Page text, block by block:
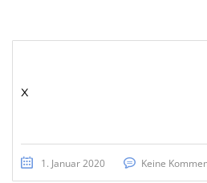
x
1. Januar 2020 Keine